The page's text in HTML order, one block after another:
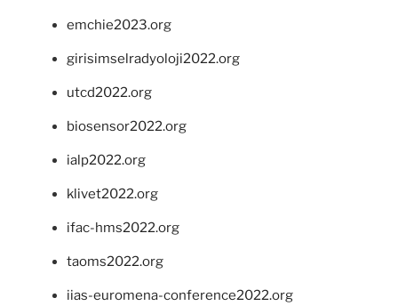
emchie2023.org
girisimselradyoloji2022.org
utcd2022.org
biosensor2022.org
ialp2022.org
klivet2022.org
ifac-hms2022.org
taoms2022.org
iias-euromena-conference2022.org